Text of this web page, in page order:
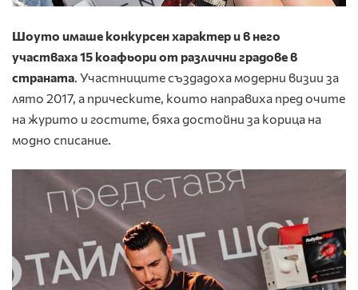
Шоуто имаше конкурсен характер и в него
участваха 15 коафьори от различни градове в
страната. Участниците създадоха модерни визии за
лято 2017, а прическите, които направиха пред очите
на журито и гостите, бяха достойни за корица на
модно списание.